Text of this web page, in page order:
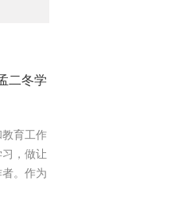
二冬学
育工作
，做让
。作为